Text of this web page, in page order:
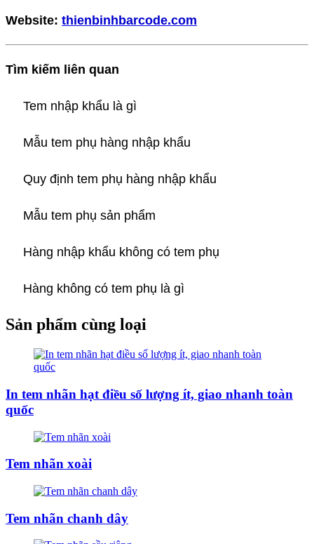
Website: thienbinhbarcode.com
Tìm kiếm liên quan
Tem nhập khẩu là gì
Mẫu tem phụ hàng nhập khẩu
Quy định tem phụ hàng nhập khẩu
Mẫu tem phụ sản phẩm
Hàng nhập khẩu không có tem phụ
Hàng không có tem phụ là gì
Sản phẩm cùng loại
In tem nhãn hạt điều số lượng ít, giao nhanh toàn
quốc
Tem nhãn xoài
Tem nhãn chanh dây